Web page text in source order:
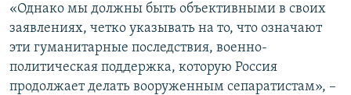
«Однако мы должны быть объективными в своих
заявлениях, четко указывать на то, что означают
эти гуманитарные последствия, военно-
политическая поддержка, которую Россия
продолжает делать вооруженным сепаратистам», –